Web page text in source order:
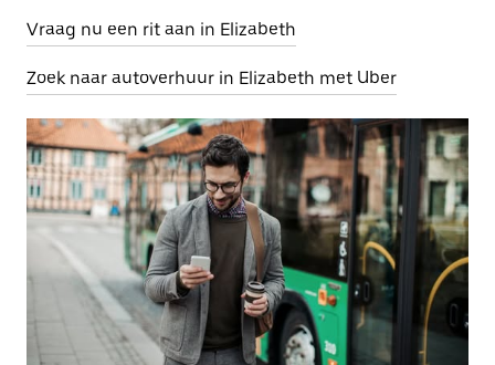
Vraag nu een rit aan in Elizabeth
Zoek naar autoverhuur in Elizabeth met Uber